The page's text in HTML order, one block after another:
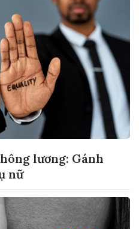
lương: Gánh
nữ